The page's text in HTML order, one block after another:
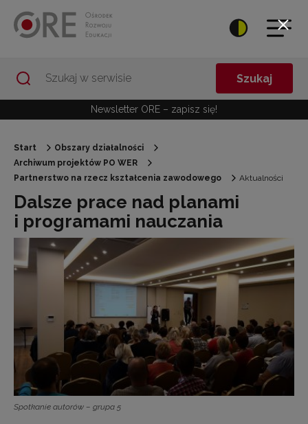
Szukaj
Newsletter ORE – zapisz się!
Start
Obszary działalności
Archiwum projektów PO WER
Partnerstwo na rzecz kształcenia zawodowego
Aktualności
Dalsze prace nad planami
i programami nauczania
Spotkanie autorów – grupa 5